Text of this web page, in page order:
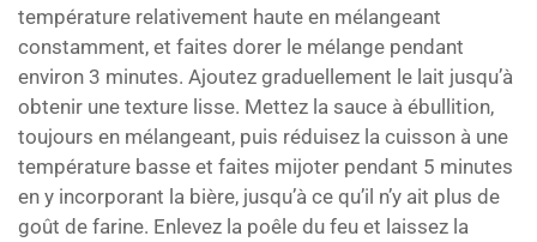
température relativement haute en mélangeant
constamment, et faites dorer le mélange pendant
environ 3 minutes. Ajoutez graduellement le lait jusqu’à
obtenir une texture lisse. Mettez la sauce à ébullition,
toujours en mélangeant, puis réduisez la cuisson à une
température basse et faites mijoter pendant 5 minutes
en y incorporant la bière, jusqu’à ce qu’il n’y ait plus de
goût de farine. Enlevez la poêle du feu et laissez la